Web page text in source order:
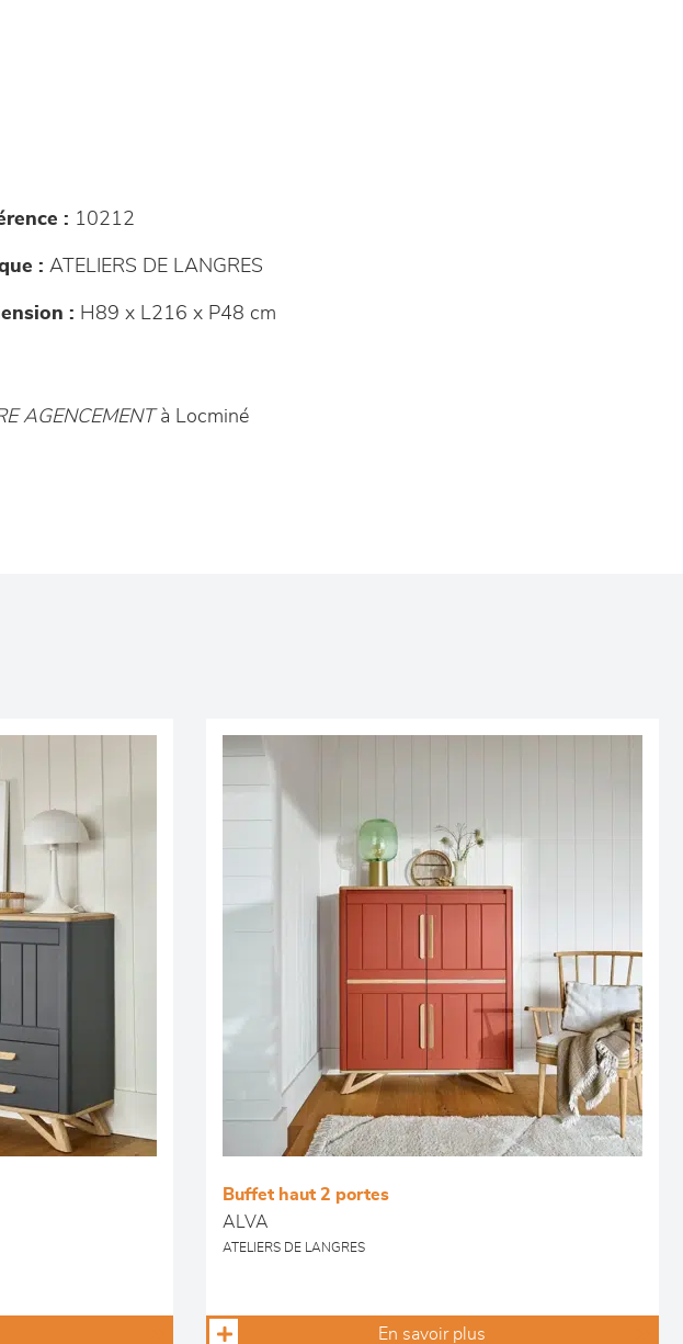
: 10212
: ATELIERS DE LANGRES
: H89 x L216 x P48 cm
AGENCEMENTà Locminé
Buffet haut 2 portes
ALVA
ATELIERS DE LANGRES
En savoir plus